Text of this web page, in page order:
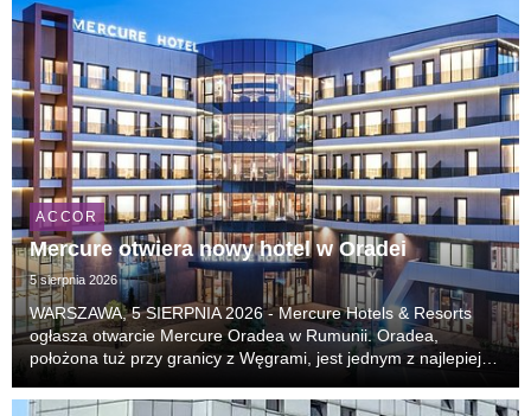
ACCOR
Mercure otwiera nowy hotel w Oradei
5 sierpnia 2026
WARSZAWA, 5 SIERPNIA 2026 - Mercure Hotels & Resorts
ogłasza otwarcie Mercure Oradea w Rumunii. Oradea,
położona tuż przy granicy z Węgrami, jest jednym z najlepiej
pojawia się na listach najciekawszych kierunk...